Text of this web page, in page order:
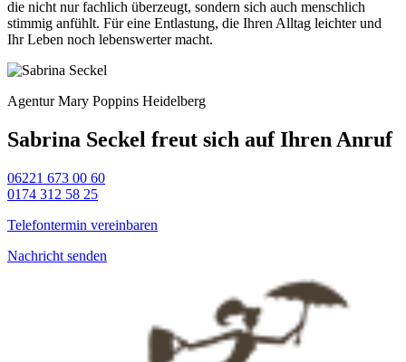
die nicht nur fachlich überzeugt, sondern sich auch menschlich
stimmig anfühlt. Für eine Entlastung, die Ihren Alltag leichter und
Ihr Leben noch lebenswerter macht.
Agentur Mary Poppins Heidelberg
Sabrina Seckel freut sich auf Ihren Anruf
06221 673 00 60
0174 312 58 25
Telefontermin vereinbaren
Nachricht senden